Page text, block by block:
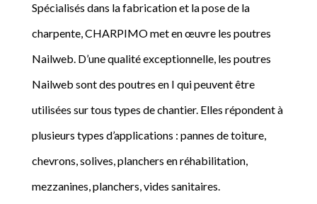
Spécialisés dans la fabrication et la pose de la
charpente, CHARPIMO met en œuvre les poutres
Nailweb. D’une qualité exceptionnelle, les poutres
Nailweb sont des poutres en I qui peuvent être
utilisées sur tous types de chantier. Elles répondent à
plusieurs types d’applications : pannes de toiture,
chevrons, solives, planchers en réhabilitation,
mezzanines, planchers, vides sanitaires.